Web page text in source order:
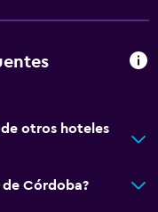
de otros hoteles
Córdoba?